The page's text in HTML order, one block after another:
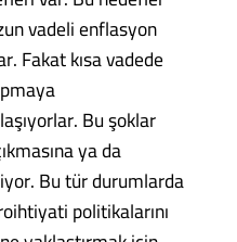
vadeli enflasyon
Fakat kısa vadede
Bu şoklar
ya da
Bu tür durumlarda
politikalarını